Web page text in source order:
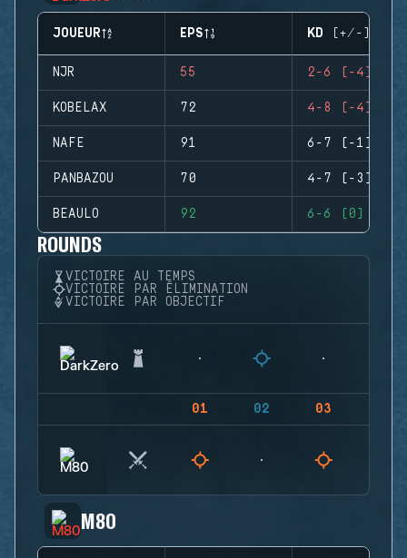
JOUEUR EPS KD (+/-)
NJR 55 2-6 (-4)
KOBELAX 72 4-8 (-4)
NAFE 91 6-7 (-1)
PANBAZOU 70 4-7 (-3)
BEAULO 92 6-6 (0)
ROUNDS
VICTOIRE AU TEMPS
VICTOIRE PAR ÉLIMINATION
VICTOIRE PAR OBJECTIF
01 02 03
M80